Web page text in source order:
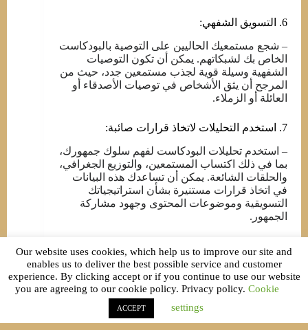
6. التسويق الشفهي:
– شجع مستمعيك الحاليين على التوصية بالبودكاست
الخاص بك لشبكاتهم. يمكن أن تكون التوصيات
الشفهية وسيلة قوية لجذب مستمعين جدد، حيث من
المرجح أن يثق الأشخاص في توصيات الأصدقاء أو
العائلة أو الزملاء.
7. استخدم التحليلات لاتخاذ قرارات صائبة:
– استخدم تحليلات البودكاست لفهم سلوك جمهورك،
بما في ذلك اكتساب المستمعين، والتوزيع الجغرافي،
والحلقات الشائعة. يمكن أن تساعدك هذه البيانات
في اتخاذ قرارات مستنيرة بشأن استراتيجياتك
التسويقية وموضوعات المحتوى وجهود مشاركة
الجمهور.
من خلال تنفيذ هذه الاستراتيجيات التسويقية
التفصيلية، يمكنك الترويج للبودكاست الخاص بك
بشكل فعال، وجذب جمهور أكبر، وبناء مجتمع قوي
حول المحتوى الخاص بك.
أفضل مجالات العمل الحر: فرصتك الذهبية
Our website uses cookies, which help us to improve our site and
enables us to deliver the best possible service and customer
experience. By clicking accept or if you continue to use our website
you are agreeing to our cookie policy. Privacy policy. Cookie
settings
ACCEPT